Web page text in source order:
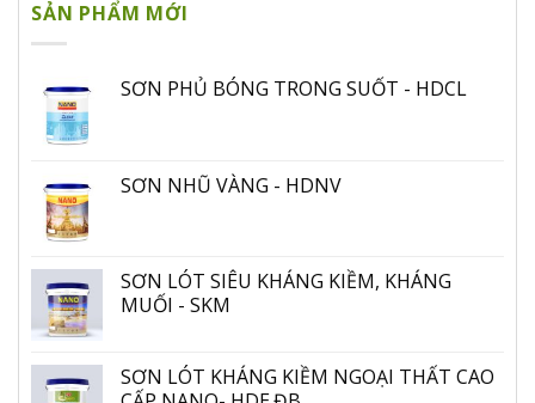
SẢN PHẨM MỚI
SƠN PHỦ BÓNG TRONG SUỐT - HDCL
SƠN NHŨ VÀNG - HDNV
SƠN LÓT SIÊU KHÁNG KIỀM, KHÁNG
MUỐI - SKM
SƠN LÓT KHÁNG KIỀM NGOẠI THẤT CAO